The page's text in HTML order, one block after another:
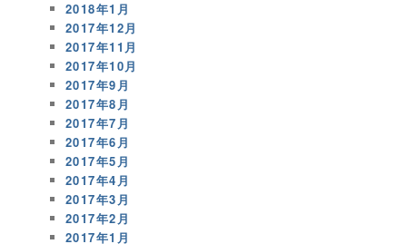
2018年1月
2017年12月
2017年11月
2017年10月
2017年9月
2017年8月
2017年7月
2017年6月
2017年5月
2017年4月
2017年3月
2017年2月
2017年1月